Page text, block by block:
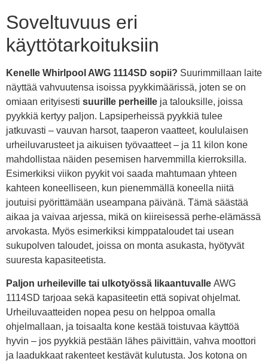
Soveltuvuus eri
käyttötarkoituksiin
Kenelle Whirlpool AWG 1114SD sopii? Suurimmillaan laite
näyttää vahvuutensa isoissa pyykkimäärissä, joten se on
omiaan erityisesti suurille perheille ja talouksille, joissa
pyykkiä kertyy paljon. Lapsiperheissä pyykkiä tulee
jatkuvasti – vauvan harsot, taaperon vaatteet, koululaisen
urheiluvarusteet ja aikuisen työvaatteet – ja 11 kilon kone
mahdollistaa näiden pesemisen harvemmilla kierroksilla.
Esimerkiksi viikon pyykit voi saada mahtumaan yhteen
kahteen koneelliseen, kun pienemmällä koneella niitä
joutuisi pyörittämään useampana päivänä. Tämä säästää
aikaa ja vaivaa arjessa, mikä on kiireisessä perhe-elämässä
arvokasta. Myös esimerkiksi kimppataloudet tai usean
sukupolven taloudet, joissa on monta asukasta, hyötyvät
suuresta kapasiteetista.
Paljon urheileville tai ulkotyössä likaantuvalle AWG
1114SD tarjoaa sekä kapasiteetin että sopivat ohjelmat.
Urheiluvaatteiden nopea pesu on helppoa omalla
ohjelmallaan, ja toisaalta kone kestää toistuvaa käyttöä
hyvin – jos pyykkiä pestään lähes päivittäin, vahva moottori
ja laadukkaat rakenteet kestävät kulutusta. Jos kotona on